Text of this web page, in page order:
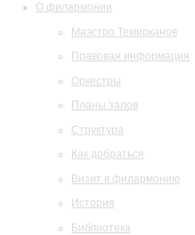
О филармонии
Маэстро Темирканов
Правовая информация
Оркестры
Планы залов
Структура
Как добраться
Визит в филармонию
История
Библиотека